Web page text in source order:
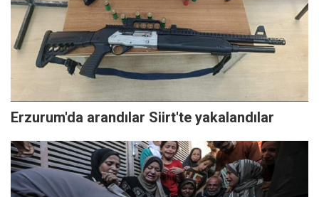
Erzurum'da arandılar Siirt'te yakalandılar